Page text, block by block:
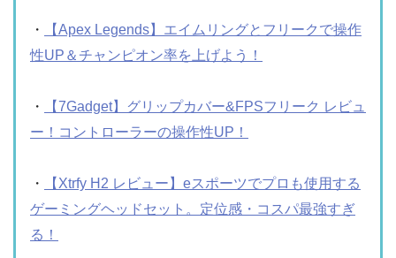
・
【Apex Legends】エイムリングとフリークで操作
性UP＆チャンピオン率を上げよう！
・
【7Gadget】グリップカバー&FPSフリーク レビュ
ー！コントローラーの操作性UP！
・
【Xtrfy H2 レビュー】eスポーツでプロも使用する
ゲーミングヘッドセット。定位感・コスパ最強すぎ
る！